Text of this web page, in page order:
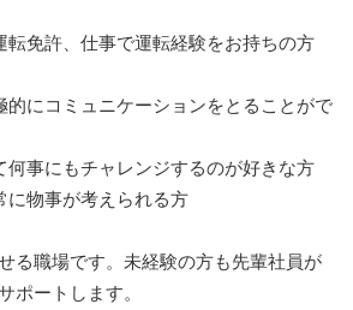
転免許、仕事で運転経験をお持ちの方
的にコミュニケーションをとることがで
何事にもチャレンジするのが好きな方
に物事が考えられる方
る職場です。未経験の方も先輩社員が
ポートします。